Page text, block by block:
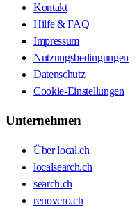
Kontakt
Hilfe & FAQ
Impressum
Nutzungsbedingungen
Datenschutz
Cookie-Einstellungen
Unternehmen
Über local.ch
localsearch.ch
search.ch
renovero.ch